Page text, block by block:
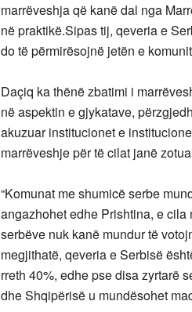
marrëveshja që kanë dal nga
në praktikë.Sipas tij, qeveria e
do të përmirësojnë jetën e
Daçiq ka thënë zbatimi i
në aspektin e gjykatave,
akuzuar institucionet e
marrëveshje për të cilat janë
“Komunat me shumicë serbe
angazhohet edhe Prishtina, e cila
serbëve nuk kanë mundur të
megjithatë, qeveria e Serbisë
rreth 40%, edhe pse disa zyrtarë
dhe Shqipërisë u mundësohet